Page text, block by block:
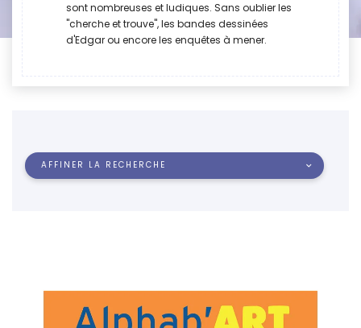
sont nombreuses et ludiques. Sans oublier les
"cherche et trouve", les bandes dessinées
d'Edgar ou encore les enquêtes à mener.
AFFINER LA RECHERCHE